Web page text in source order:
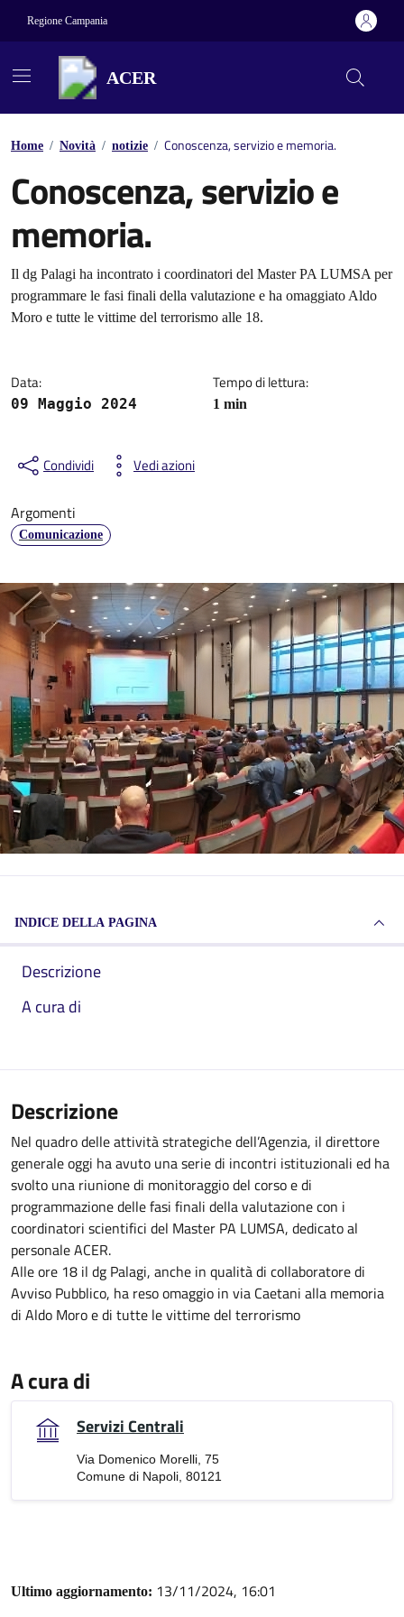
Regione Campania
ACER
Home / Novità / notizie / Conoscenza, servizio e memoria.
Conoscenza, servizio e
memoria.
Dettagli della notizia
Il dg Palagi ha incontrato i coordinatori del Master PA LUMSA per
programmare le fasi finali della valutazione e ha omaggiato Aldo
Moro e tutte le vittime del terrorismo alle 18.
Data:
09 Maggio 2024
Tempo di lettura:
1 min
Condividi Vedi azioni
Argomenti
Comunicazione
INDICE DELLA PAGINA
Descrizione
A cura di
Descrizione
Nel quadro delle attività strategiche dell’Agenzia, il direttore
generale oggi ha avuto una serie di incontri istituzionali ed ha
svolto una riunione di monitoraggio del corso e di
programmazione delle fasi finali della valutazione con i
coordinatori scientifici del Master PA LUMSA, dedicato al
personale ACER.
Alle ore 18 il dg Palagi, anche in qualità di collaboratore di
Avviso Pubblico, ha reso omaggio in via Caetani alla memoria
di Aldo Moro e di tutte le vittime del terrorismo
A cura di
Servizi Centrali
Via Domenico Morelli, 75
Comune di Napoli, 80121
Ultimo aggiornamento: 13/11/2024, 16:01